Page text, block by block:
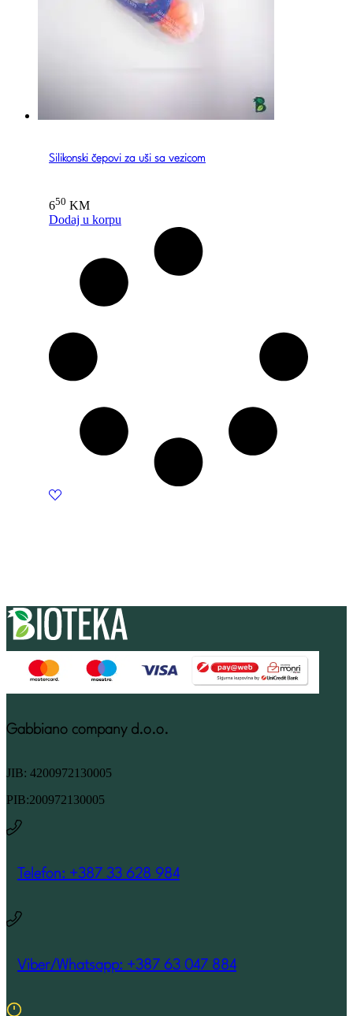
Silikonski čepovi za uši sa vezicom
650 KM
Dodaj u korpu
Gabbiano company d.o.o.
JIB: 4200972130005
PIB:200972130005
Telefon: +387 33 628 984
Viber/Whatsapp: +387 63 047 884